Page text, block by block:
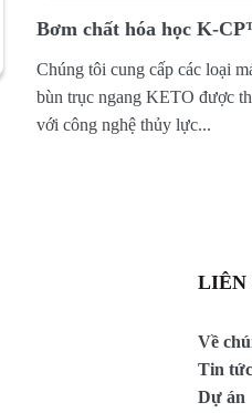
Bơm chất hóa học K-
Chúng tôi cung cấp các loại
bùn trục ngang KETO được
với công nghệ thủy lực...
LIÊN
Về
Tin tức
Dự án